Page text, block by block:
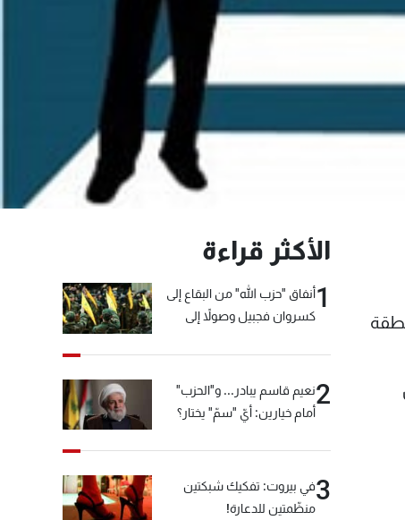
الأكثر قراءة
1أنفاق "حزب الله" من البقاع إلى
كسروان فجبيل وصولاً إلى
2نعيم قاسم يبادر... و"الحزب"
أمام خيارين: أيّ "سمّ" يختار؟
3في بيروت: تفكيك شبكتين
منظّمتين للدعارة!